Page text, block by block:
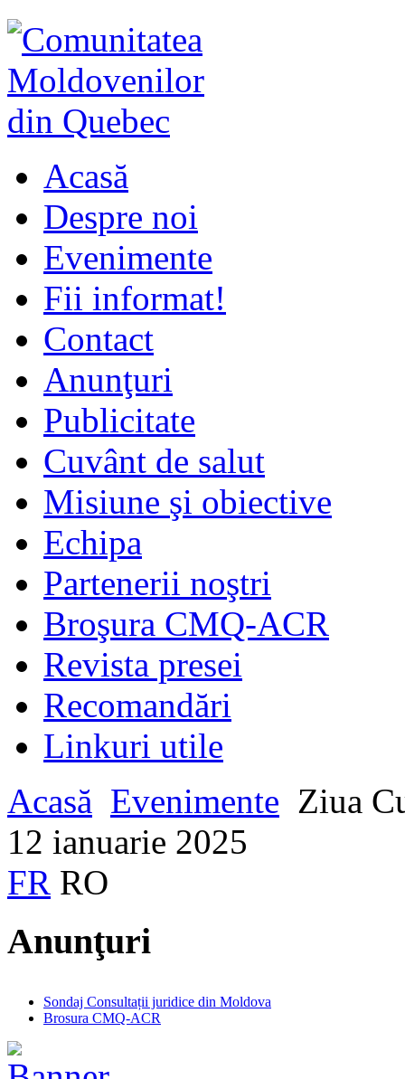
Acasă
Despre noi
Evenimente
Fii informat!
Contact
Anunţuri
Publicitate
Cuvânt de salut
Misiune şi obiective
Echipa
Partenerii noştri
Broşura CMQ-ACR
Revista presei
Recomandări
Linkuri utile
Acasă Evenimente Ziua
12 ianuarie 2025
FR RO
Anunţuri
Sondaj Consultații juridice din Moldova
Brosura CMQ-ACR